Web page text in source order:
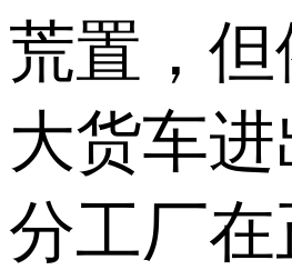
荒置，
大货车
分工厂